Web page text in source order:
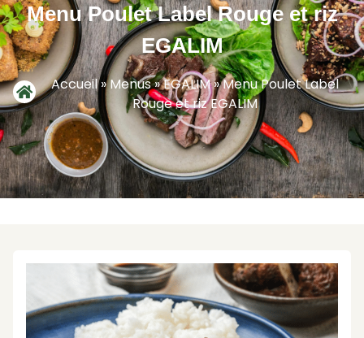
Menu Poulet Label Rouge et riz
EGALIM
Accueil»Menus»EGALIM»Menu Poulet Label
Rouge et riz EGALIM